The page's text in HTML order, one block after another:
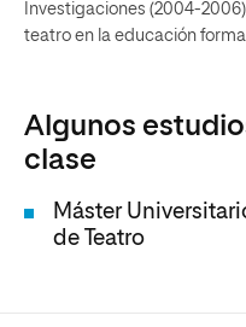
Investigaciones (2004-
teatro en la educación
Algunos
clase
Máster
de Teatro